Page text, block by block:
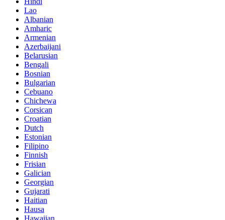
Lao
Albanian
Amharic
Armenian
Azerbaijani
Belarusian
Bengali
Bosnian
Bulgarian
Cebuano
Chichewa
Corsican
Croatian
Dutch
Estonian
Filipino
Finnish
Frisian
Galician
Georgian
Gujarati
Haitian
Hausa
Hawaiian